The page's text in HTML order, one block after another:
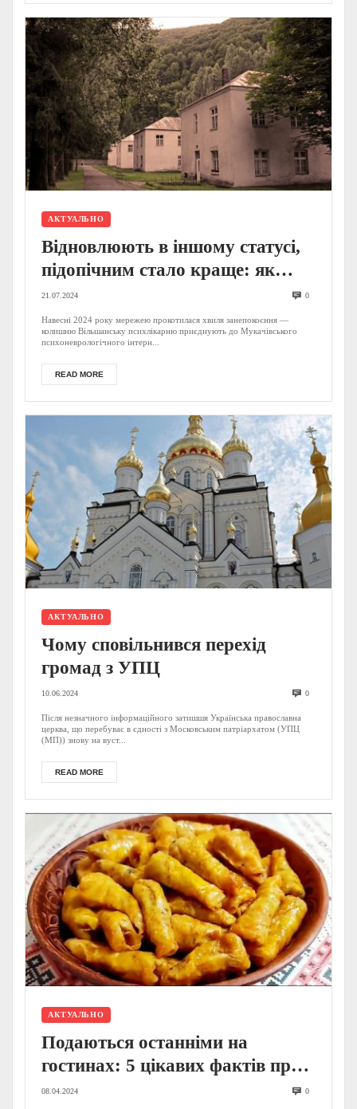
АКТУАЛЬНО
Відновлюють в іншому статусі,
підопічним стало краще: як
змінюється Вільшанська
психлікарня під юрисдикцією
Мукачева
21.07.2024 0
Навесні 2024 року мережею прокотилася хвиля занепокоєння —
колишню Вільшанську психлікарню приєднують до Мукачівського
психоневрологічного інтерн...
READ MORE
АКТУАЛЬНО
Чому сповільнився перехід
громад з УПЦ
10.06.2024 0
Після незначного інформаційного затишшя Українська православна
церква, що перебуває в єдності з Московським патріархатом (УПЦ
(МП)) знову на вуст...
READ MORE
АКТУАЛЬНО
Подаються останніми на
гостинах: 5 цікавих фактів про
закарпатські голубці
08.04.2024 0